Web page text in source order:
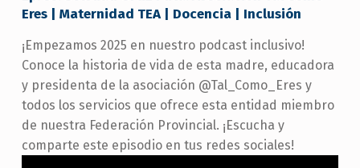
Eres | Maternidad TEA | Docencia | Inclusión
¡Empezamos 2025 en nuestro podcast inclusivo!
Conoce la historia de vida de esta madre, educadora
y presidenta de la asociación @Tal_Como_Eres y
todos los servicios que ofrece esta entidad miembro
de nuestra Federación Provincial. ¡Escucha y
comparte este episodio en tus redes sociales!